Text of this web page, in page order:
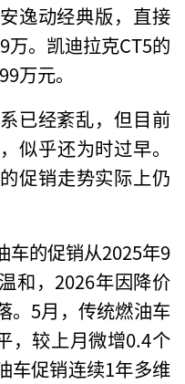
逸动经典版，直接
万。凯迪拉克CT5的
万元。
已经紊乱，但目前
似乎还为时过早。
促销走势实际上仍
车的促销从2025年9
和，2026年因降价
。5月，传统燃油车
，较上月微增0.4个
车促销连续1年多维